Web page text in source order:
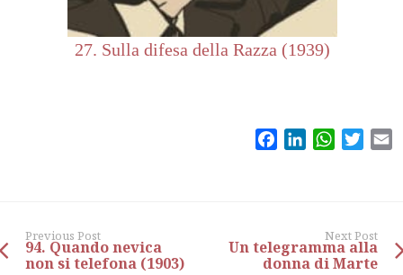
27. Sulla difesa della Razza (1939)
FacebookLinkedIn
Previous Post
94. Quando nevica
non si telefona (1903)
Next Post
Un telegramma alla
donna di Marte